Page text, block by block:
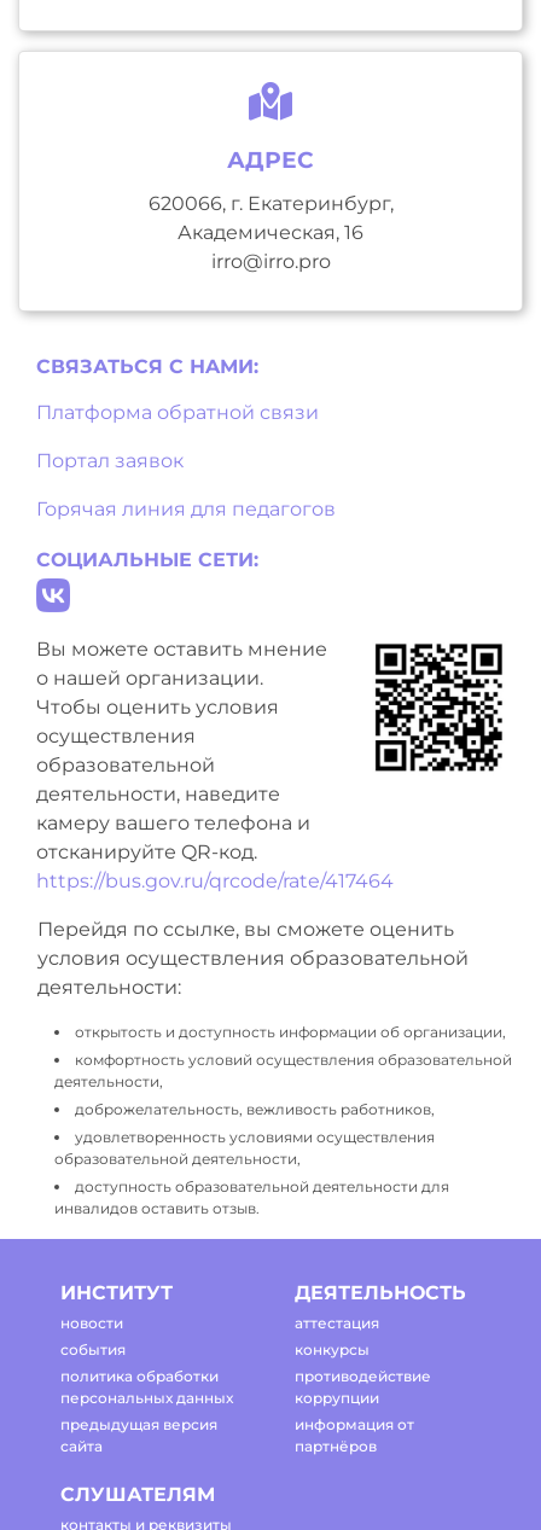
АДРЕС
620066, г. Екатеринбург,
Академическая, 16
irro@irro.pro
СВЯЗАТЬСЯ С НAМИ:
Платформа обратной связи
Портал заявок
Горячая линия для педагогов
СОЦИАЛЬНЫЕ СЕТИ:
Вы можете оставить мнение
о нашей организации.
Чтобы оценить условия
осуществления
образовательной
деятельности, наведите
камеру вашего телефона и
отсканируйте QR-код.
https://bus.gov.ru/qrcode/rate/417464
Перейдя по ссылке, вы сможете оценить
условия осуществления образовательной
деятельности:
открытость и доступность информации об организации,
комфортность условий осуществления образовательной
деятельности,
доброжелательность, вежливость работников,
удовлетворенность условиями осуществления
образовательной деятельности,
доступность образовательной деятельности для
инвалидов оставить отзыв.
ИНСТИТУТ
новости
события
политика обработки
персональных данных
предыдущая версия
сайта
ДЕЯТЕЛЬНОСТЬ
аттестация
конкурсы
противодействие
коррупции
информация от
партнёров
СЛУШАТЕЛЯМ
контакты и реквизиты